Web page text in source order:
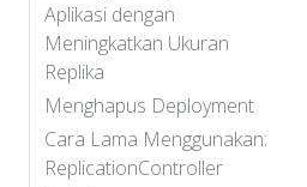
Aplikasi dengan
Meningkatkan Ukuran
Replika
Menghapus Deployment
Cara Lama Menggunakan:
ReplicationController